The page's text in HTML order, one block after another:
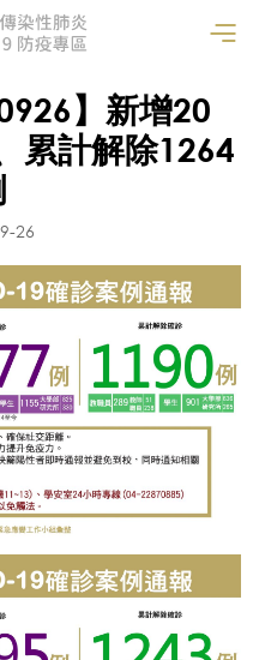
】新增20
累計解除1264
26